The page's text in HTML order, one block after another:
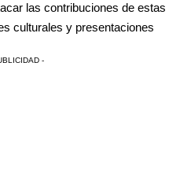
las contribuciones de estas
culturales y presentaciones
-